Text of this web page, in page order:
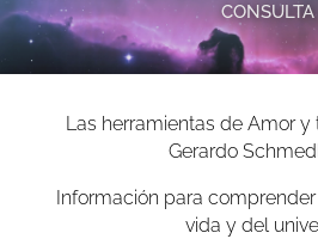
CONSULTA
Las herramientas de Amor
Gerardo
Información para
vida y del